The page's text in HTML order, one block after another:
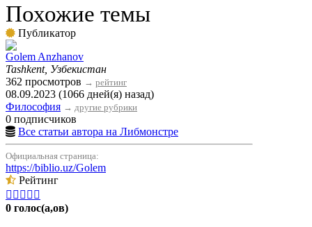
Похожие темы
Публикатор
Golem Anzhanov
Tashkent, Узбекистан
362 просмотров → рейтинг
08.09.2023 (1066 дней(я) назад)
Философия → другие рубрики
0 подписчиков
Все статьи автора на Либмонстре
Официальная страница:
https://biblio.uz/Golem
Рейтинг
    
0 голос(а,ов)